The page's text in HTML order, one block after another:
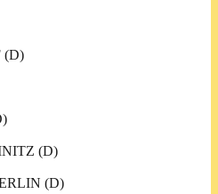
(D)
(D)
(D)